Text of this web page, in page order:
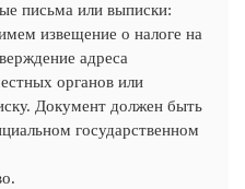
письма или выписки:
извещение о налоге на
адреса
органов или
Документ должен быть
государственном